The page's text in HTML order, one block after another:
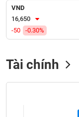
VND
16,650
-50
-0.30%
Tài chính
DỊCH
VỤ
TRUYỀN